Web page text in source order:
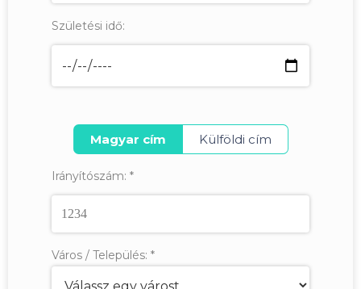
Születési idő:
Magyar cím Külföldi cím
Irányítószám: *
Város / Település: *